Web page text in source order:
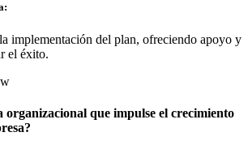
implementación del plan, ofreciendo apoyo y
el éxito.
organizacional que impulse el crecimiento